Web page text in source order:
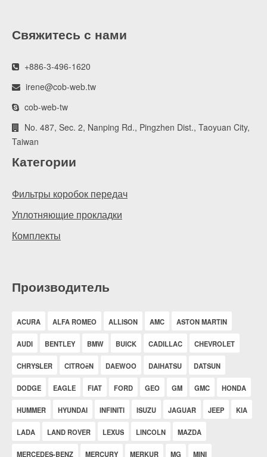
Свяжитесь с нами
+886-3-496-1620
irene@cob-web.tw
cob-web-tw
No. 487, Sec. 2, Nanping Rd., Pingzhen Dist., Taoyuan City,
Taiwan
Категории
Фильтры коробок передач
Уплотняющие прокладки
Комплекты
Производитель
ACURA ALFA ROMEO ALLISON AMC ASTON MARTIN
AUDI BENTLEY BMW BUICK CADILLAC CHEVROLET
CHRYSLER CITROëN DAEWOO DAIHATSU DATSUN
DODGE EAGLE FIAT FORD GEO GM GMC HONDA
HUMMER HYUNDAI INFINITI ISUZU JAGUAR JEEP KIA
LADA LAND ROVER LEXUS LINCOLN MAZDA
MERCEDES-BENZ MERCURY MERKUR MG MINI